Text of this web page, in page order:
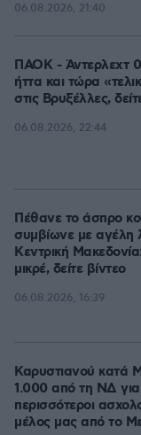
06.08.2026, 21:40
ΠΑΟΚ - Άντερλεχτ
ήττα και τώρα
στις Βρυξέλλες,
06.08.2026, 22:44
Πέθανε το άσπρο
συμβίωνε με αγέλη
Κεντρική
μικρέ, δείτε βίντεο
06.08.2026, 16:39
Καρυστιανού
1.000 από τη ΝΔ
περισσότεροι
μέλος μας από το